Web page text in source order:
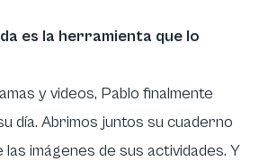
es la herramienta que lo
y videos, Pablo finalmente
día. Abrimos juntos su cuaderno
las imágenes de sus actividades. Y